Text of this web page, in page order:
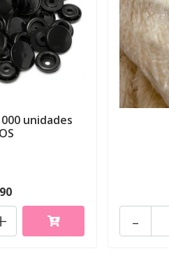
unidades
-